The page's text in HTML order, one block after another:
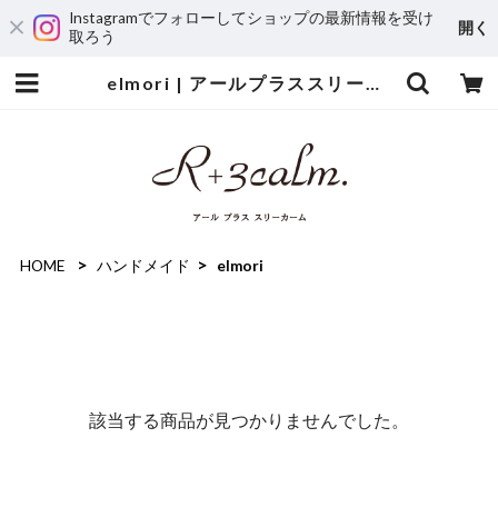
Instagramでフォローしてショップの最新情報を受け
取ろう
開く
elmori | アールプラススリーカーム
HOME ハンドメイド elmori
該当する商品が見つかりませんでした。